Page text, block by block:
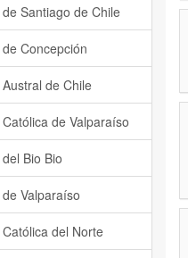
Santiago de Chile
Concepción
de Chile
de Valparaíso
Bio Bio
Valparaíso
del Norte